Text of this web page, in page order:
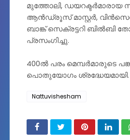
മുത്തോലി, ഡയറക്ടർമാരായ
ആൻഡ്രൂസ് മാസ്റ്റർ,
ബാങ്ക് സെക്രട്ടറി ബിൽബി
പ്രസംഗിച്ചു.
400ൽ പരം മെമ്പർമാരുടെ
പൊതുയോഗം ശ്രദ്ധേയമായി.
Nattuvishesham